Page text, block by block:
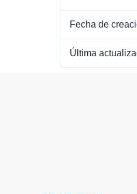
Fecha de
Última